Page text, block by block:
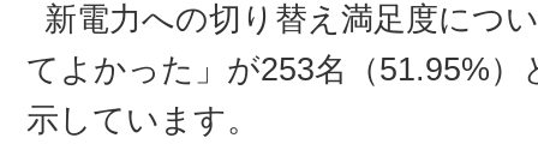
新電力への切り替え満足度につ
てよかった」が253名（51.95%
示しています。